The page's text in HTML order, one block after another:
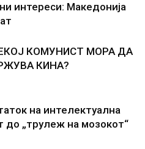
интереси: Македонија
КОМУНИСТ МОРА ДА
КИНА?
на интелектуална
до „трулеж на мозокот“